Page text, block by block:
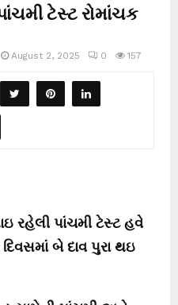
ટેસ્ટ રોમાંચક
August 2, 2025 0 157
રહેલી પાંચમી ટેસ્ટ હવે
બે દાવ પુરા થઇ